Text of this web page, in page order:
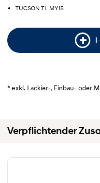
TUCSON TL MY15
* exkl. Lackier-, Einbau- oder
Verpflichtender